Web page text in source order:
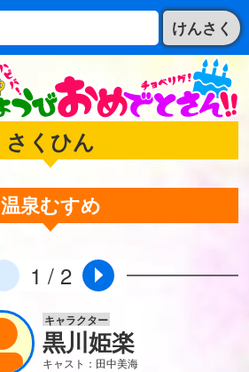
けんさく
さくひん
温泉むすめ
1 / 2
キャラクター
黒川姫楽
キャスト：田中美海